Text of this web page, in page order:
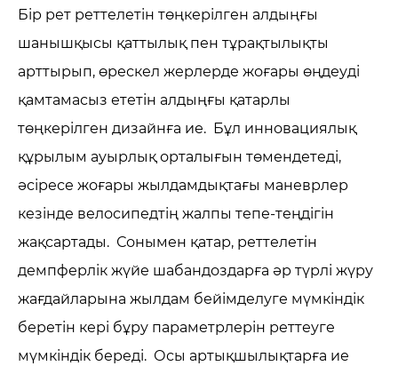
Бір рет реттелетін төңкерілген алдыңғы
шанышқысы қаттылық пен тұрақтылықты
арттырып, өрескел жерлерде жоғары өңдеуді
қамтамасыз ететін алдыңғы қатарлы
төңкерілген дизайнға ие. Бұл инновациялық
құрылым ауырлық орталығын төмендетеді,
әсіресе жоғары жылдамдықтағы маневрлер
кезінде велосипедтің жалпы тепе-теңдігін
жақсартады. Сонымен қатар, реттелетін
демпферлік жүйе шабандоздарға әр түрлі жүру
жағдайларына жылдам бейімделуге мүмкіндік
беретін кері бұру параметрлерін реттеуге
мүмкіндік береді. Осы артықшылықтарға ие